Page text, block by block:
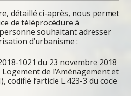
détaillé ci-après, nous permet
de téléprocédure à
souhaitant adresser
d’urbanisme :
1021 du 23 novembre 2018
de l’Aménagement et
codifié l’article L.423-3 du code